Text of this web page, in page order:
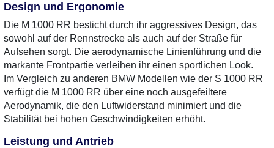
Design und Ergonomie
Die M 1000 RR besticht durch ihr aggressives Design, das
sowohl auf der Rennstrecke als auch auf der Straße für
Aufsehen sorgt. Die aerodynamische Linienführung und die
markante Frontpartie verleihen ihr einen sportlichen Look.
Im Vergleich zu anderen BMW Modellen wie der S 1000 RR
verfügt die M 1000 RR über eine noch ausgefeiltere
Aerodynamik, die den Luftwiderstand minimiert und die
Stabilität bei hohen Geschwindigkeiten erhöht.
Leistung und Antrieb